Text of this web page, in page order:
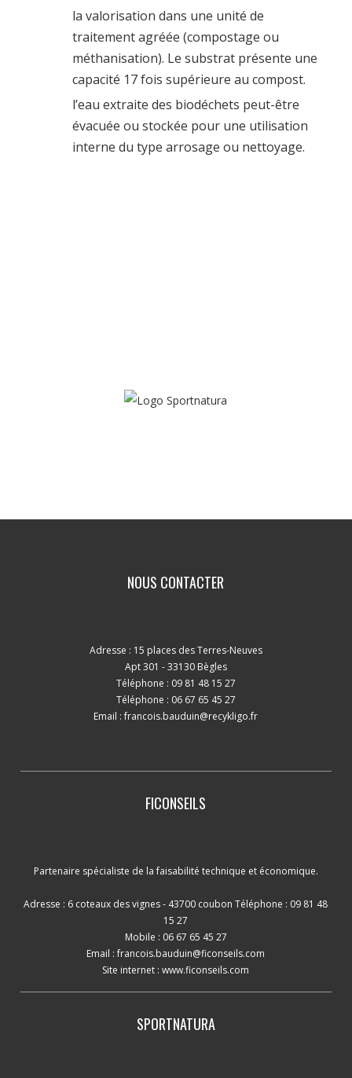
la valorisation dans une unité de
traitement agréée (compostage ou
méthanisation). Le substrat présente une
capacité 17 fois supérieure au compost.
l’eau extraite des biodéchets peut-être
évacuée ou stockée pour une utilisation
interne du type arrosage ou nettoyage.
NOUS CONTACTER
Adresse : 15 places des Terres-Neuves
Apt 301 - 33130 Bègles
Téléphone : 09 81 48 15 27
Téléphone : 06 67 65 45 27
Email :francois.bauduin@recykligo.fr
FICONSEILS
Partenaire spécialiste de la faisabilité technique et économique.
Adresse : 6 coteaux des vignes - 43700 coubon Téléphone : 09 81 48
15 27
Mobile : 06 67 65 45 27
Email :francois.bauduin@ficonseils.com
Site internet :www.ficonseils.com
SPORTNATURA